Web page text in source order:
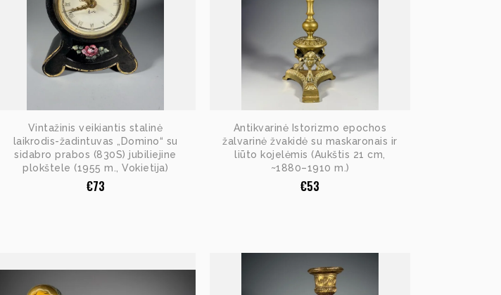
Vintažinis veikiantis stalinė
laikrodis-žadintuvas „Domino“ su
sidabro prabos (830S) jubiliejine
plokštele (1955 m., Vokietija)
€73
Antikvarinė Istorizmo epochos
žalvarinė žvakidė su maskaronais ir
liūto kojelėmis (Aukštis 21 cm,
~1880–1910 m.)
€53